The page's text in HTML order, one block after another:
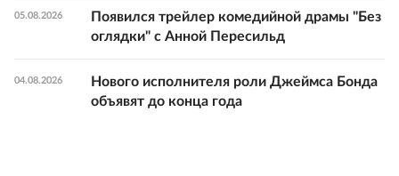
05.08.2026
Появился трейлер комедийной драмы "Без
оглядки" с Анной Пересильд
04.08.2026
Нового исполнителя роли Джеймса Бонда
объявят до конца года